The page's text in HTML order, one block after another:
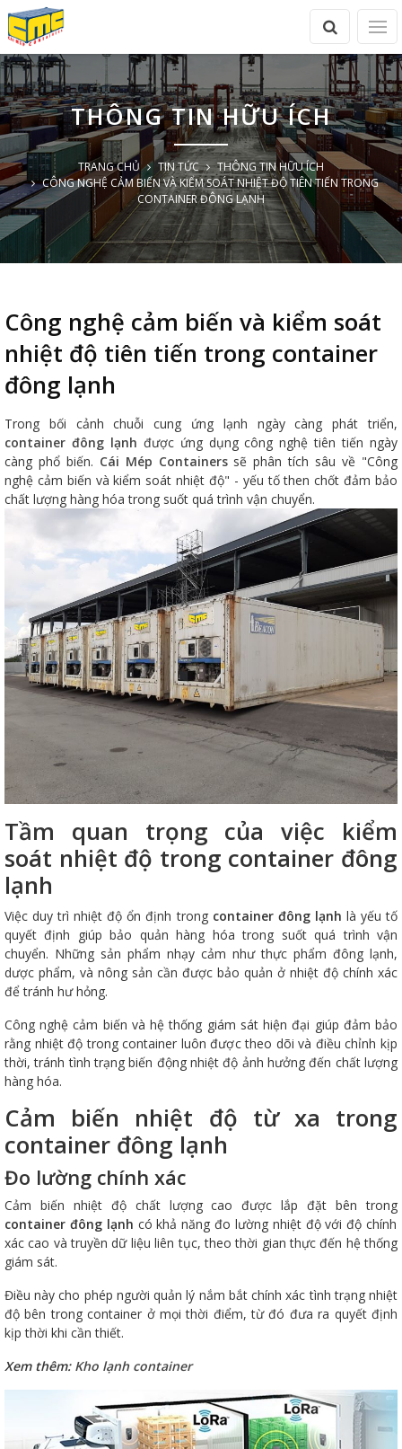
THÔNG TIN HỮU ÍCH
TRANG CHỦ TIN TỨC
THÔNG TIN HỮU ÍCH
CÔNG NGHỆ CẢM BIẾN VÀ KIỂM SOÁT NHIỆT ĐỘ TIÊN TIẾN TRONG
CONTAINER ĐÔNG LẠNH
Công nghệ cảm biến và kiểm soát
nhiệt độ tiên tiến trong container
đông lạnh
Trong bối cảnh chuỗi cung ứng lạnh ngày càng phát triển,
container đông lạnh được ứng dụng công nghệ tiên tiến ngày
càng phổ biến. Cái Mép Containerssẽ phân tích sâu về "Công
nghệ cảm biến và kiểm soát nhiệt độ" - yếu tố then chốt đảm bảo
chất lượng hàng hóa trong suốt quá trình vận chuyển.
Tầm quan trọng của việc kiểm
soát nhiệt độ trong container đông
lạnh
Việc duy trì nhiệt độ ổn định trong container đông lạnh là yếu tố
quyết định giúp bảo quản hàng hóa trong suốt quá trình vận
chuyển. Những sản phẩm nhạy cảm như thực phẩm đông lạnh,
dược phẩm, và nông sản cần được bảo quản ở nhiệt độ chính xác
để tránh hư hỏng.
Công nghệ cảm biến và hệ thống giám sát hiện đại giúp đảm bảo
rằng nhiệt độ trong container luôn được theo dõi và điều chỉnh kịp
thời, tránh tình trạng biến động nhiệt độ ảnh hưởng đến chất lượng
hàng hóa.
Cảm biến nhiệt độ từ xa trong
container đông lạnh
Đo lường chính xác
Cảm biến nhiệt độ chất lượng cao được lắp đặt bên trong
container đông lạnh có khả năng đo lường nhiệt độ với độ chính
xác cao và truyền dữ liệu liên tục, theo thời gian thực đến hệ thống
giám sát.
Điều này cho phép người quản lý nắm bắt chính xác tình trạng nhiệt
độ bên trong container ở mọi thời điểm, từ đó đưa ra quyết định
kịp thời khi cần thiết.
Xem thêm: Kho lạnh container